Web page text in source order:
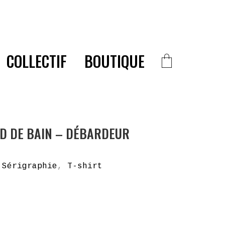
COLLECTIF BOUTIQUE
DE BAIN – DÉBARDEUR
Sérigraphie, T-shirt